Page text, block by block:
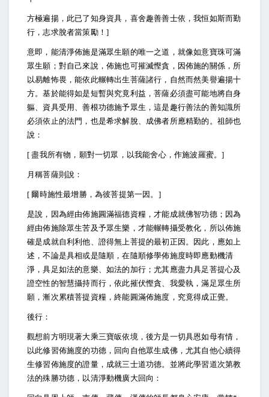
方極遍揚，此已了知身資具，喜舍趣善善士依，我恒如斯而勤
行，志求脫者當策勵！]
意即，能清淨佈施是滿眾生願的唯一之道，就像如意寶珠可滿
眾生願；對自己來說，佈施也可摧滅慳貪，因佈施的關係，所
以易離怖畏，能依此輾轉出生菩薩諸行，自然而然美譽遍揚十
方。基於能得如是短暫與究竟利益，菩薩必須盡可能地將自身
軀、資具受用、善根功德施予眾生，這是趣行善法的善知識所
必須依止的法門，也是希求解脫、成佛者所應精勤的。祖師也
說：
[盡我所有物，願對一切眾，以我能舍心，作施波羅蜜。]
月稱菩薩則說：
[爾時施性最增勝，為彼菩提第一因。]
是說，因為經由佈施圓滿福德資糧，才能成就佛智功德；因為
經由佈施除眾生苦及予眾生樂，才能輾轉攝受教化，所以佈施
確是成就自利利他、證得無上菩提的最初正因。因此，應如上
述，不論是具相或是隨順，在隨順修學佈施度時即應動機清
淨，具足如法的意樂、如法的加行；尤其應盡力具足菩提心及
證空性的智慧攝持而行，依此摧伏慳貪、我愛執，滿足眾生所
願，漸次累積菩提資糧，終能圓滿佈施度，究竟得成正覺。
後行：
觀想前方明現著大乘三寶皈依境，後方是一切具恩如母有情，
以此修習佈施度的功德，回向自他眾生成佛，尤其自他心續得
生修習佈施度的證量，成就三士道功德。並將此學習道次第教
法的殊勝功德，以清淨動機廣大回向：